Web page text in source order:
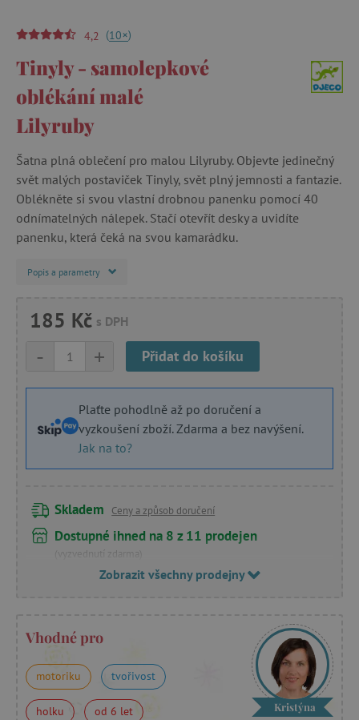
4,2 (10+)
Tinyly - samolepkové
oblékání malé
Lilyruby
Šatna plná oblečení pro malou Lilyruby. Objevte jedinečný
svět malých postaviček Tinyly, svět plný jemnosti a fantazie.
Oblékněte si svou vlastní drobnou panenku pomocí 40
odnímatelných nálepek. Stačí otevřít desky a uvidíte
panenku, která čeká na svou kamarádku.
Popis a parametry
185 Kč s DPH
+
- Přidat do košíku
Plaťte pohodlně až po doručení a
vyzkoušení zboží. Zdarma a bez navýšení.
Jak na to?
Skladem Ceny a způsob doručení
Dostupné ihned na 8 z 11 prodejen
(vyzvednutí zdarma)
Zobrazit všechny prodejny
Vhodné pro
motoriku tvořivost
holku od 6 let Kristýna